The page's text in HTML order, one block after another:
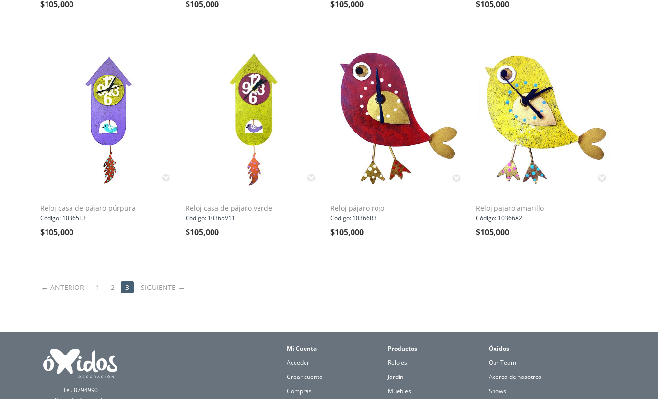
$105,000 $105,000 $105,000 $105,000
Reloj casa de pájaro púrpura
Código: 10365L3
$105,000
Reloj casa de pájaro verde
Código: 10365V11
$105,000
Reloj pájaro rojo
Código: 10366R3
$105,000
Reloj pajaro amarillo
Código: 10366A2
$105,000
ANTERIOR 1 2 3 SIGUIENTE
Tel. 8794990
Mi Cuenta
Acceder
Crear cuenta
Compras
Productos
Relojes
Jardín
Muebles
Óxidos
Our Team
Acerca de nosotros
Shows